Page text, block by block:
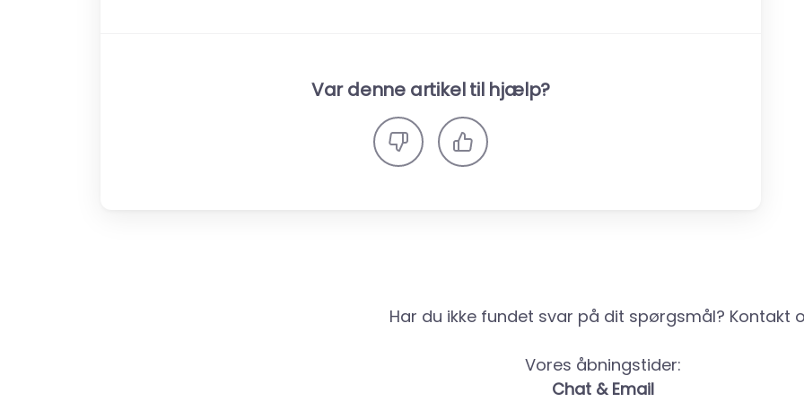
Var denne artikel til hjælp?
Har du ikke fundet svar på dit spørgsmål? Kontakt
Vores åbningstider:
Chat & Email